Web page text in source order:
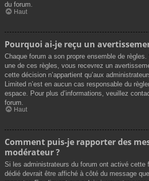
du forum.
Haut
Pourquoi ai-je reçu un
Chaque forum a son propre ensemble de
une de ces règles, vous recevrez un
cette décision n’appartient qu’aux
Limited n’est en aucun cas responsable du
espace. Pour plus d’informations, veuillez
forum.
Haut
Comment puis-je rapporter des
modérateur ?
Si les administrateurs du forum ont activé cette
dédié devrait être affiché à côté du message